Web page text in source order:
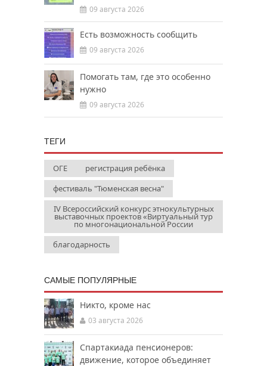
09 августа 2026
Есть возможность сообщить
09 августа 2026
Помогать там, где это особенно
нужно
09 августа 2026
ТЕГИ
ОГЕ
регистрация ребёнка
фестиваль "Тюменская весна"
IV Всероссийский конкурс этнокультурных
выставочных проектов «Виртуальный тур
по многонациональной России
благодарность
САМЫЕ ПОПУЛЯРНЫЕ
Никто, кроме нас
03 августа 2026
Спартакиада пенсионеров:
движение, которое объединяет